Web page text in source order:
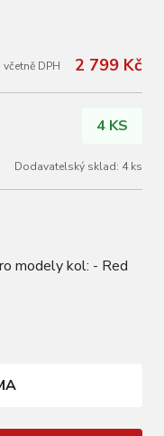
včetně DPH 2 799 Kč
4 KS
Dodavatelský sklad: 4 ks
modely kol: - Red